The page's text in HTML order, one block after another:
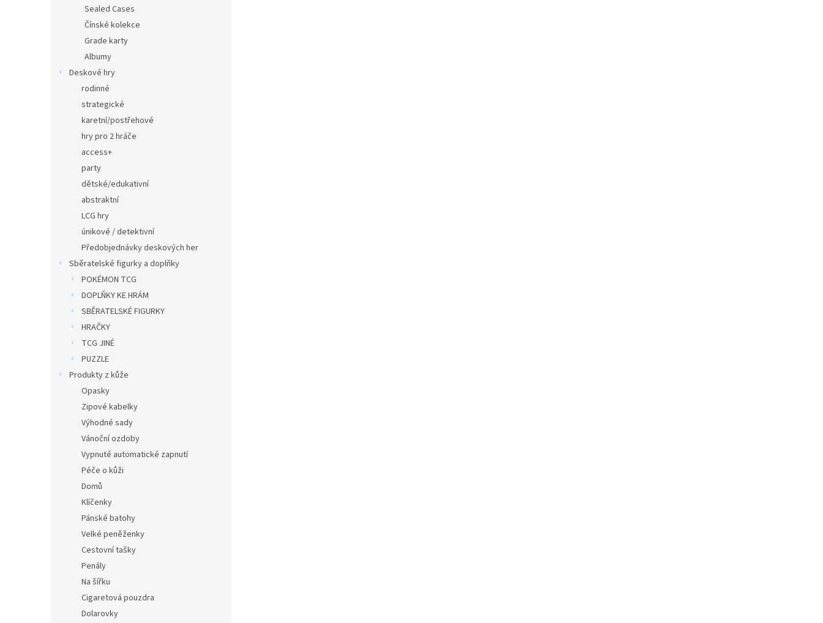
Sealed Cases
Čínské kolekce
Grade karty
Albumy
Deskové hry
rodinné
strategické
karetní/postřehové
hry pro 2 hráče
access+
party
dětské/edukativní
abstraktní
LCG hry
únikové / detektivní
Předobjednávky deskových her
Sběratelské figurky a doplňky
POKÉMON TCG
DOPLŇKY KE HRÁM
SBĚRATELSKÉ FIGURKY
HRAČKY
TCG JINÉ
PUZZLE
Produkty z kůže
Opasky
Zipové kabelky
Výhodné sady
Vánoční ozdoby
Vypnuté automatické zapnutí
Péče o kůži
Domů
Klíčenky
Pánské batohy
Velké peněženky
Cestovní tašky
Penály
Na šířku
Cigaretová pouzdra
Dolarovky